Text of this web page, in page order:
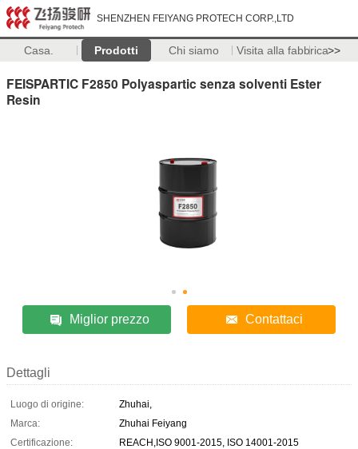
SHENZHEN FEIYANG PROTECH CORP.,LTD
Casa. Prodotti Chi siamo Visita alla fabbrica>>
FEISPARTIC F2850 Polyaspartic senza solventi Ester
Resin
Miglior prezzo Contattaci
Dettagli
Luogo di origine:
Zhuhai,
Marca:
Zhuhai Feiyang
Certificazione:
REACH,ISO 9001-2015, ISO 14001-2015